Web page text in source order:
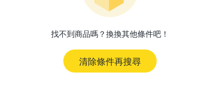
找不到商品嗎？換換其他條件吧！
清除條件再搜尋